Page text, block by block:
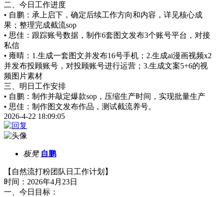
二、今日工作进度
• 自鹏：承上启下，确定后续工作方向和内容，详见核心成
果；整理完成截流sop
• 思佳：跟踪账号数据，制作6套图文发布3个账号平台，对接
私信
• 雍晴：1.生成一套图文并发布16号手机；2.生成ai漫画视频x2
并发布投顾账号，对投顾账号进行运营；3.生成文案5+6的视
频图片素材
三、明日工作安排
• 自鹏：制作并敲定爆款sop，压缩生产时间，实现批量生产
• 思佳：制作图文发布作品，测试截流养号。
2026-4-22 18:09:05
板凳 自鹏
【自然流打粉团队日工作计划】
时间：2026年4月23日
一、今日目标：